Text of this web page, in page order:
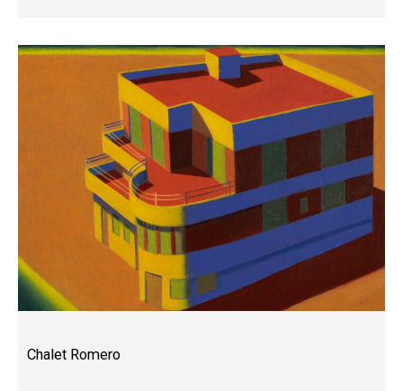
Chalet Romero